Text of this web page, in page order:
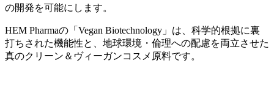
の開発を可能にします。
HEM Pharmaの「Vegan Biotechnology」は、科学的根拠に裏
打ちされた機能性と、地球環境・倫理への配慮を両立させた
真のクリーン＆ヴィーガンコスメ原料です。